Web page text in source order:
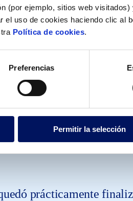
(por ejemplo, sitios web
el uso de cookies haciendo clic al
Política de cookies.
Preferencias
Permitir la selección
con una mejora de
euros gracias a
prácticamente